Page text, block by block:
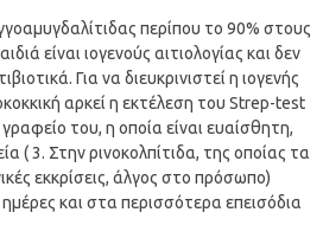
περίπου το 90% στους
είναι ιογενούς αιτιολογίας και δεν
Για να διευκρινιστεί η ιογενής
αρκεί η εκτέλεση του Strep-test
του, η οποία είναι ευαίσθητη,
( 3. Στην ρινοκολπίτιδα, της οποίας τα
εκκρίσεις, άλγος στο πρόσωπο)
και στα περισσότερα επεισόδια